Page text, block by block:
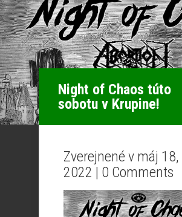
Night of Chaos túto
sobotu v Krupine!
Zverejnené v máj 18,
2022 | 0 Comments